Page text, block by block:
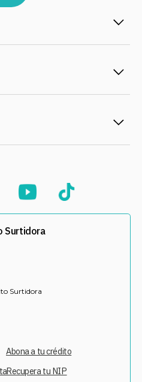
Surtidora
Abona a tu crédito
Recupera tu NIP